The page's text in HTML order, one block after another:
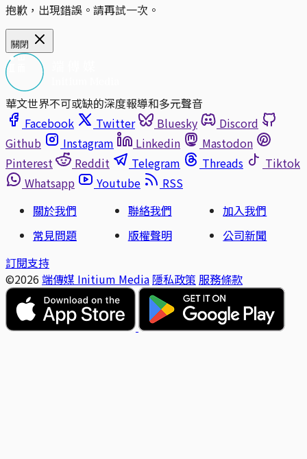
抱歉，出現錯誤。請再試一次。
關閉
華文世界不可或缺的深度報導和多元聲音
Facebook
Twitter Bluesky
Discord
Github
Instagram Linkedin
Mastodon
Pinterest
Reddit Telegram Threads
Tiktok
Whatsapp
Youtube
RSS
關於我們
聯絡我們
加入我們
常見問題
版權聲明
公司新聞
訂閱支持
©2026 端傳媒 Initium Media 隱私政策 服務條款